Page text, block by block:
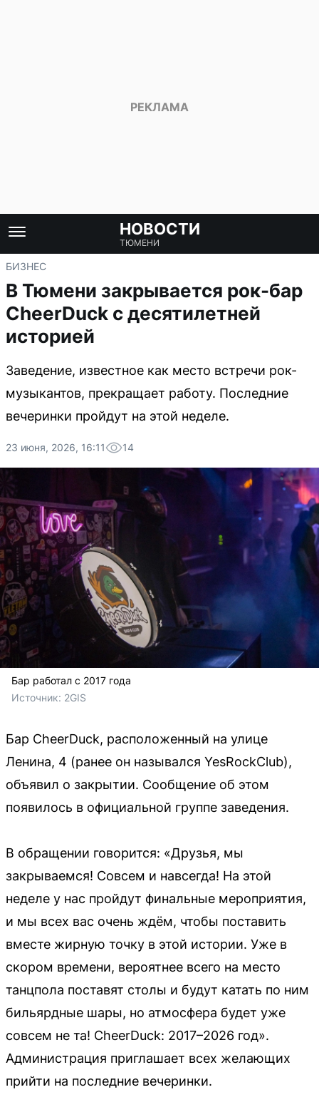
НОВОСТИ
ТЮМЕНИ
БИЗНЕС
В Тюмени закрывается рок-бар
CheerDuck с десятилетней
историей
Заведение, известное как место встречи рок-
музыкантов, прекращает работу. Последние
вечеринки пройдут на этой неделе.
23 июня, 2026, 16:11 14
Бар работал с 2017 года
Источник: 2GIS
Бар CheerDuck, расположенный на улице
Ленина, 4 (ранее он назывался YesRockClub),
объявил о закрытии. Сообщение об этом
появилось в официальной группе заведения.
В обращении говорится: «Друзья, мы
закрываемся! Совсем и навсегда! На этой
неделе у нас пройдут финальные мероприятия,
и мы всех вас очень ждём, чтобы поставить
вместе жирную точку в этой истории. Уже в
скором времени, вероятнее всего на место
танцпола поставят столы и будут катать по ним
бильярдные шары, но атмосфера будет уже
совсем не та! CheerDuck: 2017–2026 год».
Администрация приглашает всех желающих
прийти на последние вечеринки.